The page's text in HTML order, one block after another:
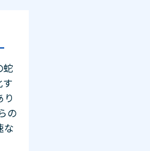
蛇
り
の
な